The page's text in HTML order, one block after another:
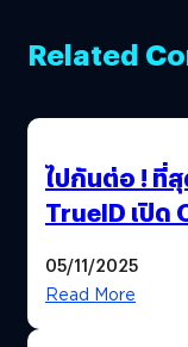
Related
ไปกันต่อ ! ที่
TrueID เปิด
Thailand
05/11/2025
Read More